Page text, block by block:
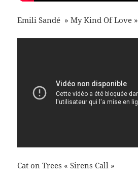
Emili Sandé » My Kind Of Love »
Cat on Trees « Sirens Call »